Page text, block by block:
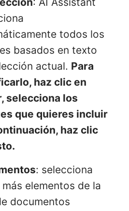
todos los
basados en texto
actual. Para
haz clic en
, selecciona los
que quieres incluir
haz clic
: selecciona
elementos de la
documentos